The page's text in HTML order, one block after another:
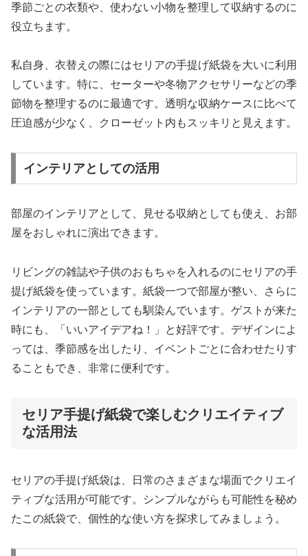
季節ごとの衣類や、使わない小物を整理して収納するのに
役立ちます。
私自身、衣替えの際にはセリアの手提げ紙袋を大いに利用
しています。特に、セーターや冬物アクセサリーなどの季
節物を整理するのに最適です。透明な収納ケースに比べて
圧迫感が少なく、クローゼット内もスッキリと見えます。
インテリアとしての活用
部屋のインテリアとして、見せる収納としても使え、お部
屋をおしゃれに演出できます。
リビングの雑誌や子供のおもちゃを入れるのにセリアの手
提げ紙袋を使っています。紙袋一つで部屋が整い、さらに
インテリアの一部としても馴染んでいます。ゲストが来た
時にも、「いいアイデアね！」と好評です。デザインによ
っては、季節感を出したり、イベントごとに合わせたりす
ることもでき、非常に便利です。
セリア手提げ紙袋で楽しむクリエイティブ
な活用法
セリアの手提げ紙袋は、日常のさまざまな場面でクリエイ
ティブな活用が可能です。シンプルながらも可能性を秘め
たこの紙袋で、個性的な使い方を探求してみましょう。